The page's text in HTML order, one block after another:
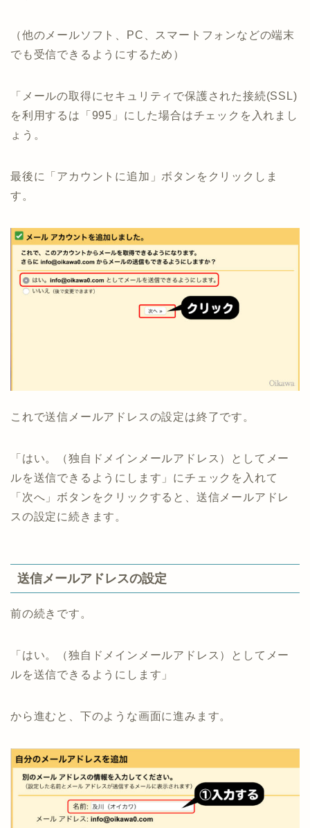
（他のメールソフト、PC、スマートフォンなどの端末
でも受信できるようにするため）
「メールの取得にセキュリティで保護された接続(SSL)
を利用するは「995」にした場合はチェックを入れまし
ょう。
最後に「アカウントに追加」ボタンをクリックしま
す。
これで送信メールアドレスの設定は終了です。
「はい。（独自ドメインメールアドレス）としてメー
ルを送信できるようにします」にチェックを入れて
「次へ」ボタンをクリックすると、送信メールアドレ
スの設定に続きます。
送信メールアドレスの設定
前の続きです。
「はい。（独自ドメインメールアドレス）としてメー
ルを送信できるようにします」
から進むと、下のような画面に進みます。